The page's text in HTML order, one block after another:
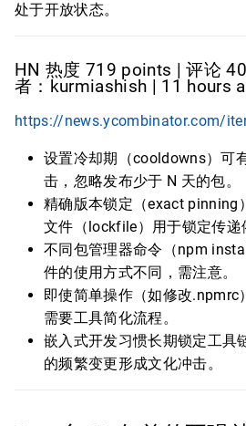
处于开放状态。
HN 热度 719 points | 评论
者：kurmiashish | 11 hours
https://news.ycombinator.com/
设置冷却期（cooldowns）可
击，忽略发布少于 N 天的包。
精确版本锁定（exact pinning
文件（lockfile）用于锁定传递
不同包管理器命令（npm
件的使用方式不同，需注意。
即使简单操作（如修改.npmrc
需要工具简化流程。
嵌入式开发习惯长期锁定工具
的频繁变更形成文化冲击。